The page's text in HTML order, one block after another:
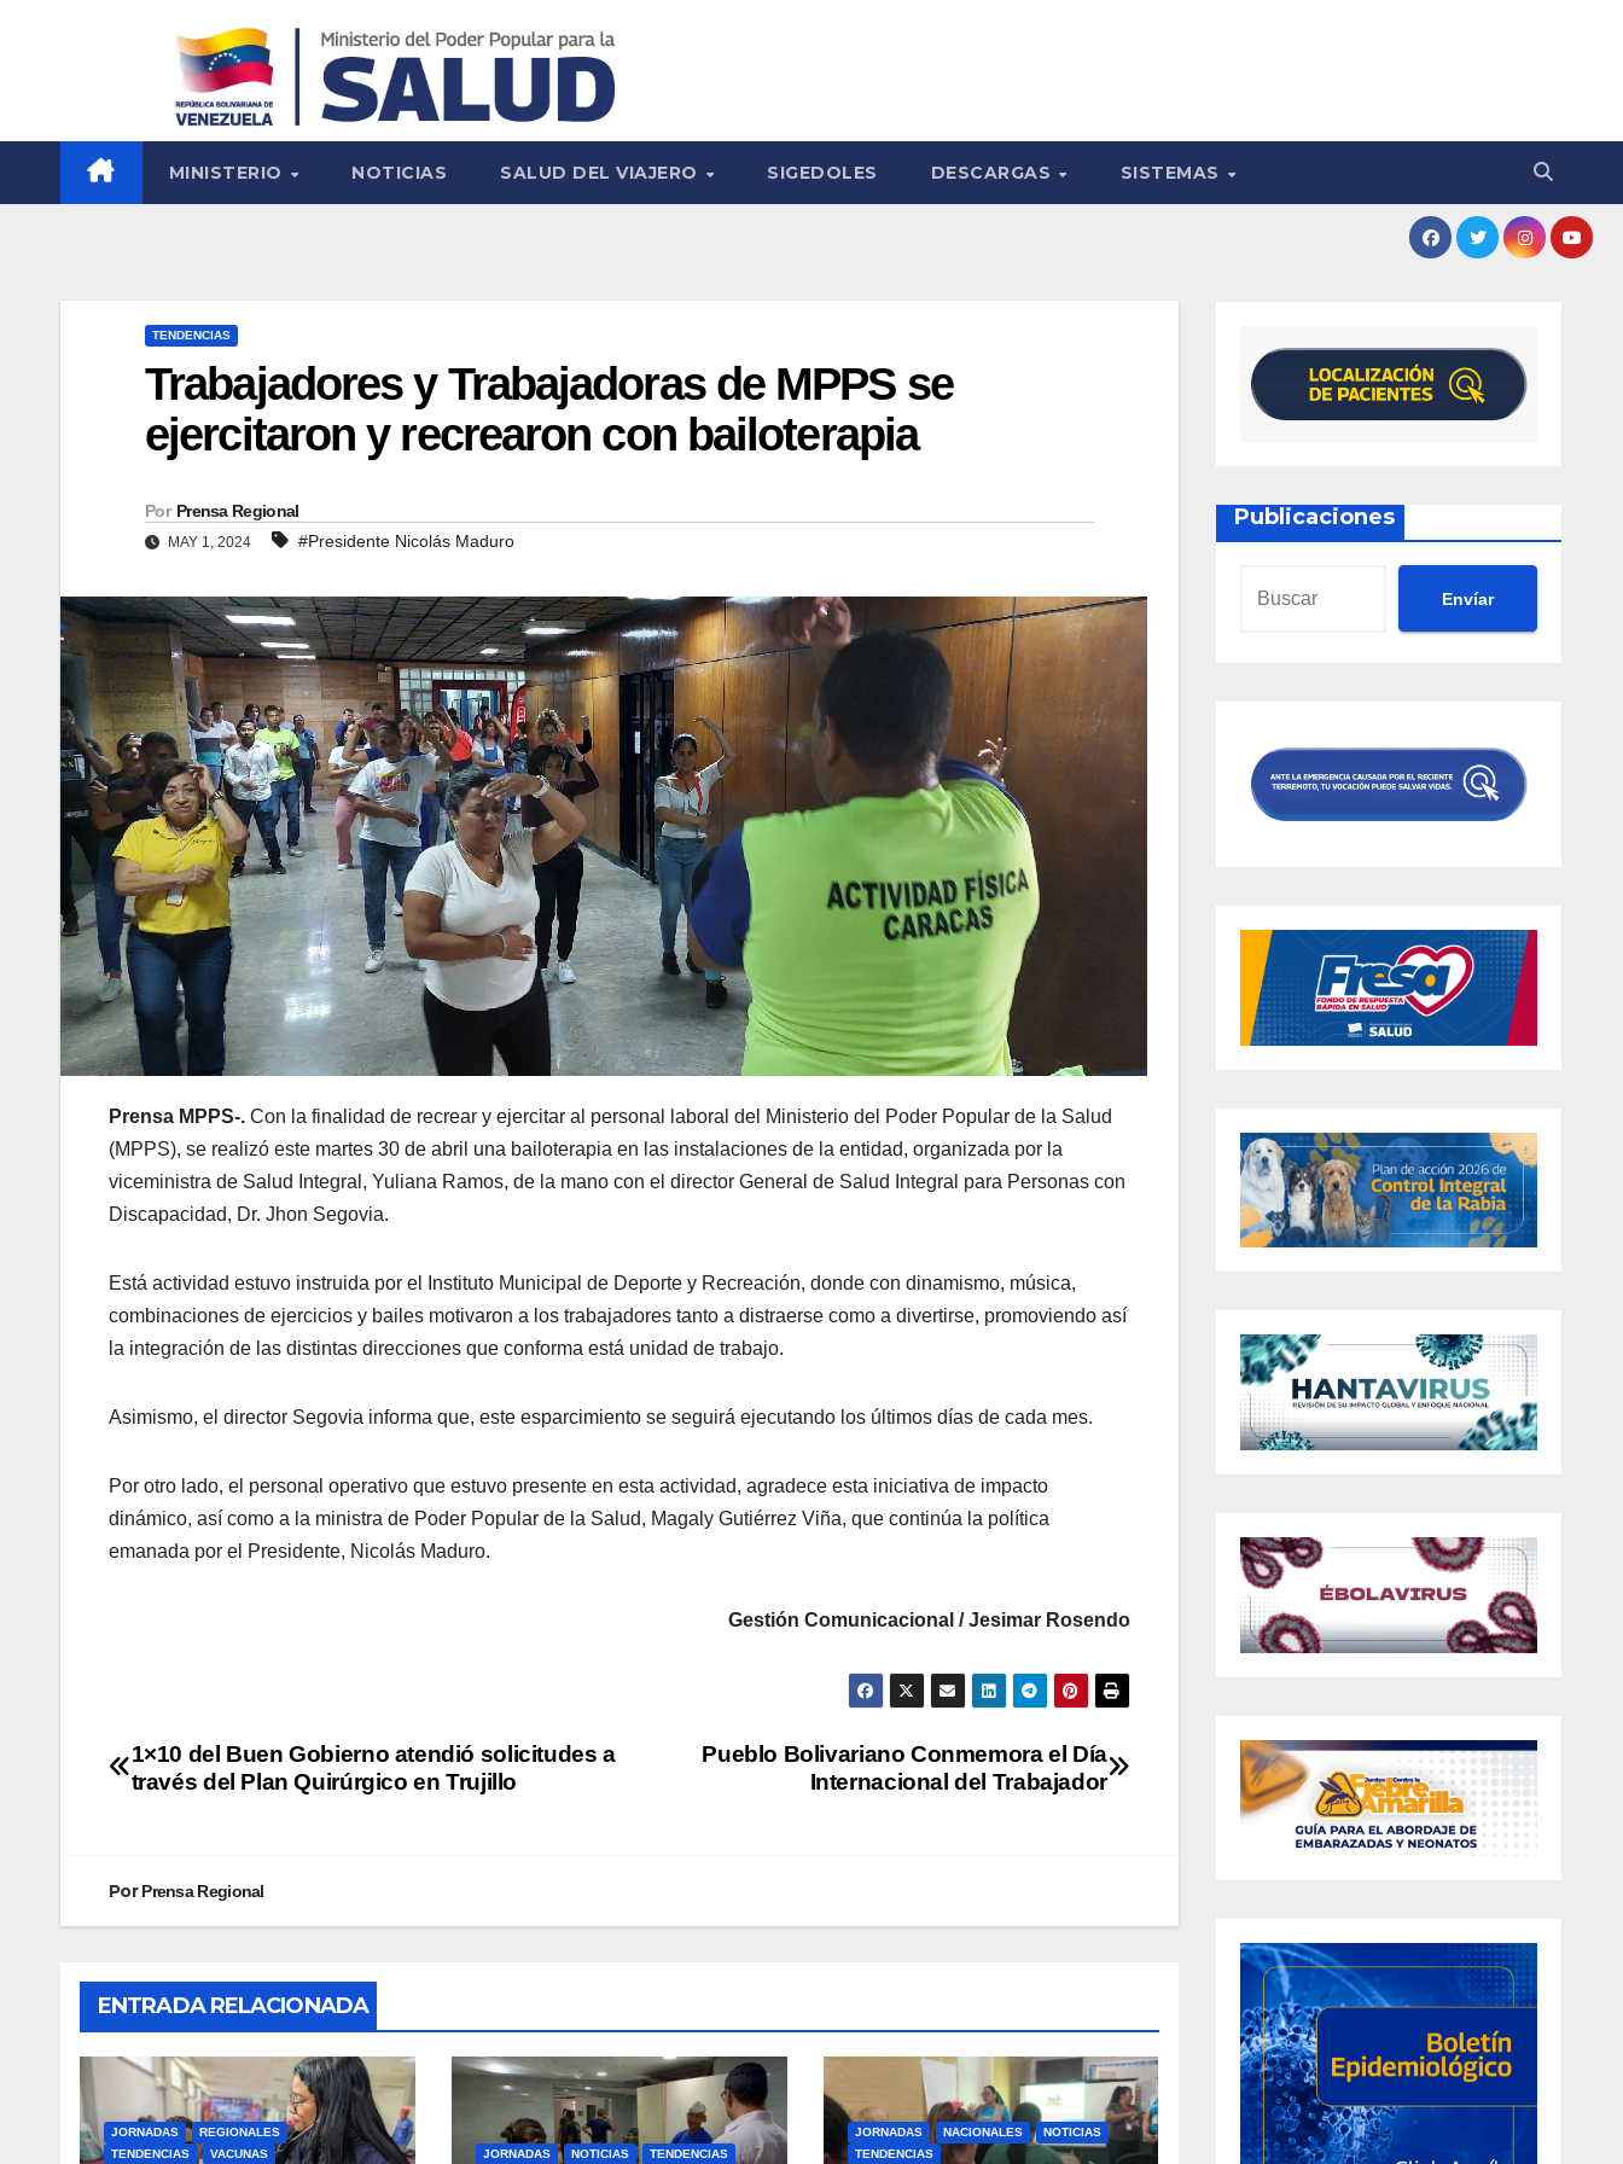
MINISTERIO NOTICIAS SALUD DEL VIAJERO SIGEDOLES DESCARGAS SISTEMAS
TENDENCIAS
Trabajadores y Trabajadoras de MPPS se
ejercitaron y recrearon con bailoterapia
Por Prensa Regional
MAY 1, 2024 #Presidente Nicolás Maduro
Prensa MPPS-. Con la finalidad de recrear y ejercitar al personal laboral del Ministerio del Poder Popular de la Salud
(MPPS), se realizó este martes 30 de abril una bailoterapia en las instalaciones de la entidad, organizada por la
viceministra de Salud Integral, Yuliana Ramos, de la mano con el director General de Salud Integral para Personas con
Discapacidad, Dr. Jhon Segovia.
Está actividad estuvo instruida por el Instituto Municipal de Deporte y Recreación, donde con dinamismo, música,
combinaciones de ejercicios y bailes motivaron a los trabajadores tanto a distraerse como a divertirse, promoviendo así
la integración de las distintas direcciones que conforma está unidad de trabajo.
Asimismo, el director Segovia informa que, este esparcimiento se seguirá ejecutando los últimos días de cada mes.
Por otro lado, el personal operativo que estuvo presente en esta actividad, agradece esta iniciativa de impacto
dinámico, así como a la ministra de Poder Popular de la Salud, Magaly Gutiérrez Viña, que continúa la política
emanada por el Presidente, Nicolás Maduro.
Gestión Comunicacional / Jesimar Rosendo
Pueblo Bolivariano Conmemora el Día
Internacional del Trabajador
1×10 del Buen Gobierno atendió solicitudes a
través del Plan Quirúrgico en Trujillo
PorPrensa Regional
ENTRADA RELACIONADA
JORNADAS
REGIONALES
TENDENCIAS
VACUNAS JORNADAS NOTICIAS TENDENCIAS
JORNADAS NACIONALES
NOTICIAS
TENDENCIAS
Publicaciones
Envíar